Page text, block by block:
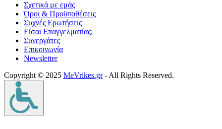
Σχετικά με εμάς
Όροι & Προϋποθέσεις
Συχνές Ερωτήσεις
Είσαι Επαγγελματίας;
Συνεργάτες
Επικοινωνία
Νewsletter
Copyright © 2025 MeVrikes.gr- All Rights Reserved.